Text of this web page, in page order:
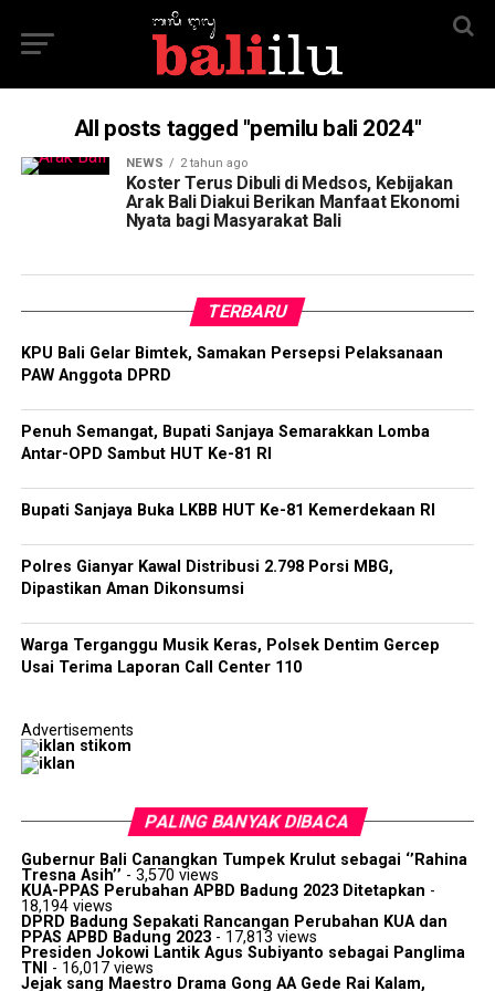
All posts tagged "pemilu bali 2024"
NEWS 2 tahun ago
Koster Terus Dibuli di Medsos, Kebijakan
Arak Bali Diakui Berikan Manfaat Ekonomi
Nyata bagi Masyarakat Bali
TERBARU
KPU Bali Gelar Bimtek, Samakan Persepsi Pelaksanaan
PAW Anggota DPRD
Penuh Semangat, Bupati Sanjaya Semarakkan Lomba
Antar-OPD Sambut HUT Ke-81 RI
Bupati Sanjaya Buka LKBB HUT Ke-81 Kemerdekaan RI
Polres Gianyar Kawal Distribusi 2.798 Porsi MBG,
Dipastikan Aman Dikonsumsi
Warga Terganggu Musik Keras, Polsek Dentim Gercep
Usai Terima Laporan Call Center 110
Advertisements
PALING BANYAK DIBACA
Gubernur Bali Canangkan Tumpek Krulut sebagai ‘’Rahina
Tresna Asih’’ - 3,570 views
KUA-PPAS Perubahan APBD Badung 2023 Ditetapkan -
18,194 views
DPRD Badung Sepakati Rancangan Perubahan KUA dan
PPAS APBD Badung 2023- 17,813 views
Presiden Jokowi Lantik Agus Subiyanto sebagai Panglima
TNI
- 16,017 views
Jejak sang Maestro Drama Gong AA Gede Rai Kalam,